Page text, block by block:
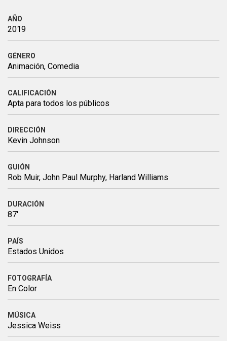
AÑO
2019
GÉNERO
Animación, Comedia
CALIFICACIÓN
Apta para todos los públicos
DIRECCIÓN
Kevin Johnson
GUIÓN
Rob Muir, John Paul Murphy, Harland Williams
DURACIÓN
87'
PAÍS
Estados Unidos
FOTOGRAFÍA
En Color
MÚSICA
Jessica Weiss